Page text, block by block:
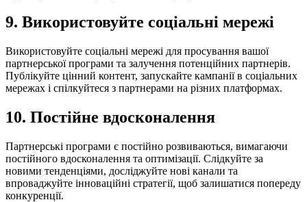
9. Використовуйте соціальні мережі
Використовуйте соціальні мережі для просування вашої
партнерської програми та залучення потенційних партнерів.
Публікуйте цінний контент, запускайте кампанії в соціальних
мережах і спілкуйтеся з партнерами на різних платформах.
10. Постійне вдосконалення
Партнерські програми є постійно розвиваються, вимагаючи
постійного вдосконалення та оптимізації. Слідкуйте за
новими тенденціями, досліджуйте нові канали та
впроваджуйте інноваційні стратегії, щоб залишатися попереду
конкуренції.